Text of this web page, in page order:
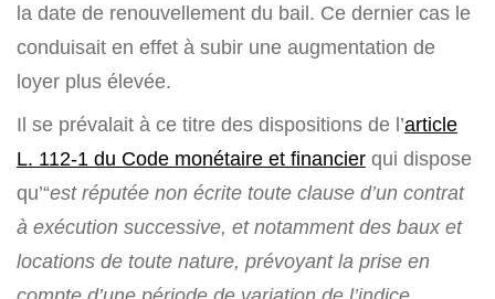
la date de renouvellement du bail. Ce dernier cas le
conduisait en effet à subir une augmentation de
loyer plus élevée.
Il se prévalait à ce titre des dispositions de l’article
L. 112-1 du Code monétaire et financier qui dispose
qu’“est réputée non écrite toute clause d’un contrat
à exécution successive, et notamment des baux et
locations de toute nature, prévoyant la prise en